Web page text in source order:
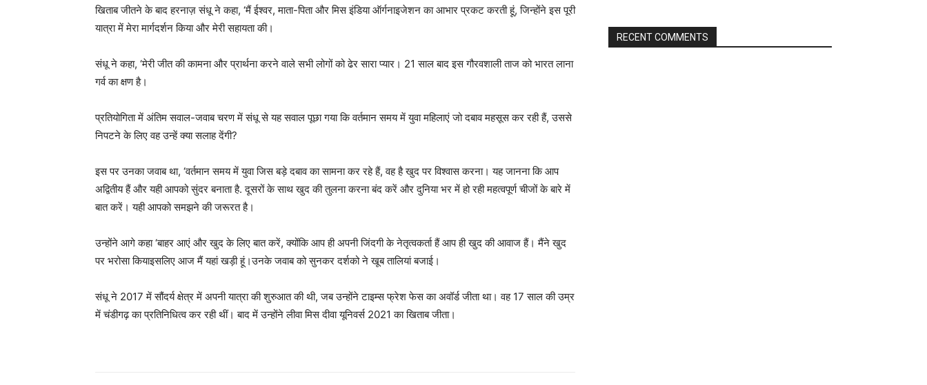
खिताब जीतने के बाद हरनाज़ संधू ने कहा, ‘मैं ईश्वर, माता-पिता और मिस इंडिया ऑर्गनाइजेशन का आभार प्रकट करती हूं, जिन्होंने इस पूरी
यात्रा में मेरा मार्गदर्शन किया और मेरी सहायता की।
संधू ने कहा, ‘मेरी जीत की कामना और प्रार्थना करने वाले सभी लोगों को ढेर सारा प्यार। 21 साल बाद इस गौरवशाली ताज को भारत लाना
गर्व का क्षण है।
प्रतियोगिता में अंतिम सवाल-जवाब चरण में संधू से यह सवाल पूछा गया कि वर्तमान समय में युवा महिलाएं जो दबाव महसूस कर रही हैं, उससे
निपटने के लिए वह उन्हें क्या सलाह देंगी?
इस पर उनका जवाब था, ‘वर्तमान समय में युवा जिस बड़े दबाव का सामना कर रहे हैं, वह है खुद पर विश्वास करना। यह जानना कि आप
अद्वितीय हैं और यही आपको सुंदर बनाता है. दूसरों के साथ खुद की तुलना करना बंद करें और दुनिया भर में हो रही महत्वपूर्ण चीजों के बारे में
बात करें। यही आपको समझने की जरूरत है।
उन्होंने आगे कहा ‘बाहर आएं और खुद के लिए बात करें, क्योंकि आप ही अपनी जिंदगी के नेतृत्वकर्ता हैं आप ही खुद की आवाज हैं। मैंने खुद
पर भरोसा कियाइसलिए आज मैं यहां खड़ी हूं।उनके जवाब को सुनकर दर्शको ने खूब तालियां बजाई।
संधू ने 2017 में सौंदर्य क्षेत्र में अपनी यात्रा की शुरुआत की थी, जब उन्होंने टाइम्स फ्रेश फेस का अवॉर्ड जीता था। वह 17 साल की उम्र
में चंडीगढ़ का प्रतिनिधित्व कर रही थीं। बाद में उन्होंने लीवा मिस दीवा यूनिवर्स 2021 का खिताब जीता।
RECENT COMMENTS